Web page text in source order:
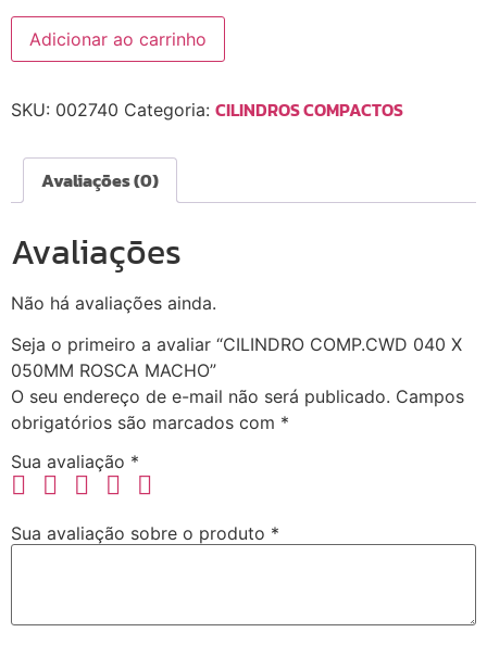
Adicionar ao carrinho
SKU: 002740 Categoria: CILINDROS COMPACTOS
Avaliações (0)
Avaliações
Não há avaliações ainda.
Seja o primeiro a avaliar “CILINDRO COMP.CWD 040 X
050MM ROSCA MACHO”
O seu endereço de e-mail não será publicado. Campos
obrigatórios são marcados com *
Sua avaliação *
Sua avaliação sobre o produto *